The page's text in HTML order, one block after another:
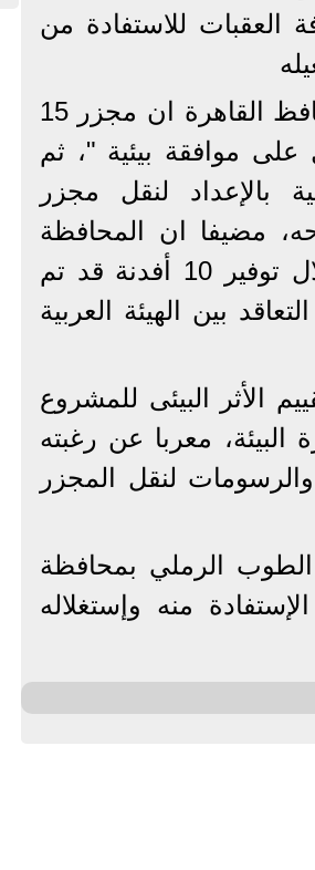
العقبات للاستفادة من
ومن جانبه أوضح الدكتور إبراهيم صابر محافظ القاهرة ان مجزر 15
منذ عام 2015 ، وحصل على موافقة بيئية "، ثم
بالإعداد لنقل مجزر
لإفتتاحه، مضيفا ان المحافظة
حصلت على تصريح بتوسيع المجزر من خلال توفير 10 أفدنة قد تم
، حيث تم التعاقد بين الهيئة العربية
الأثر البيئى للمشروع
معربا عن رغبته
لنقل المجزر
الطوب الرملي بمحافظة
منه وإستغلاله